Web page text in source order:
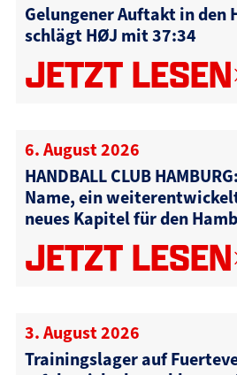
Gelungener Auftakt in den
schlägt HØJ mit 37:34
JETZT LESEN
6. August 2026
HANDBALL CLUB
Name, ein
neues Kapitel für den
JETZT LESEN
3. August 2026
Trainingslager auf